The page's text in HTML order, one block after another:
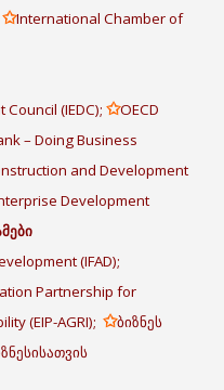
✩International Chamber of
(IEDC); ✩OECD
– Doing Business
and Development
Development
(IFAD);
Partnership for
(EIP-AGRI); ✩ბიზნეს